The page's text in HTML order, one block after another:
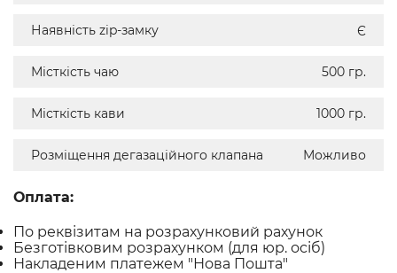
Наявність zip-замку Є
Місткість чаю 500 гр.
Місткість кави 1000 гр.
Розміщення дегазаційного клапана Можливо
Оплата:
По реквізитам на розрахунковий рахунок
Безготівковим розрахунком (для юр. осіб)
Накладеним платежем "Нова Пошта"